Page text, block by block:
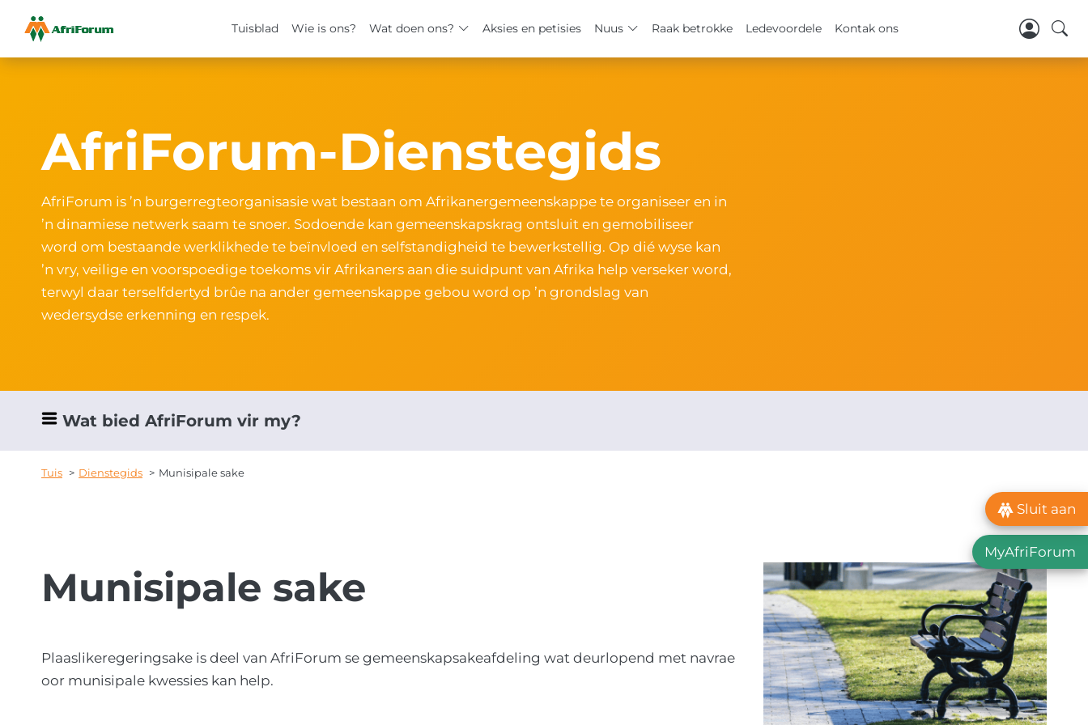
Tuisblad Wie is ons? Wat doen ons? Aksies en petisies Nuus Raak betrokke Ledevoordele Kontak ons
Skip
AfriForum-Dienstegids
AfriForum is ’n burgerregteorganisasie wat bestaan om Afrikanergemeenskappe te organiseer en in
’n dinamiese netwerk saam te snoer. Sodoende kan gemeenskapskrag ontsluit en gemobiliseer
word om bestaande werklikhede te beïnvloed en selfstandigheid te bewerkstellig. Op dié wyse kan
’n vry, veilige en voorspoedige toekoms vir Afrikaners aan die suidpunt van Afrika help verseker word,
terwyl daar terselfdertyd brûe na ander gemeenskappe gebou word op ’n grondslag van
wedersydse erkenning en respek.
Wat bied AfriForum vir my?
Tuis Dienstegids Munisipale sake
Munisipale sake
Plaaslikeregeringsake is deel van AfriForum se gemeenskapsakeafdeling wat deurlopend met navrae
oor munisipale kwessies kan help.
Sluit aan
MyAfriForum